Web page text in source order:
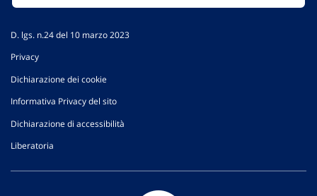
D. lgs. n.24 del 10 marzo 2023
Privacy
Dichiarazione dei cookie
Informativa Privacy del sito
Dichiarazione di accessibilità
Liberatoria